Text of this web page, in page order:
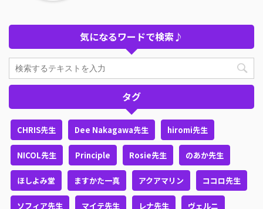
気になるワードで検索♪
タグ
CHRIS先生 Dee Nakagawa先生 hiromi先生
NICOL先生 Principle Rosie先生 のあか先生
ほしよみ堂 ますかた一真 アクアマリン ココロ先生
ソフィア先生 マイテ先生 レナ先生 ヴェルニ